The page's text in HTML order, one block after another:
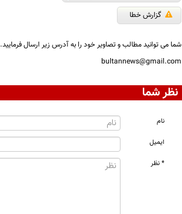
گزارش خطا
شما می توانید مطالب و تصاویر خود را به آدرس زیر ارسال فرمایید.
bultannews@gmail.com
نظر شما
نام
ایمیل
* نظر